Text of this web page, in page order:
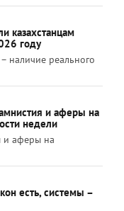
казахстанцам
году
наличие реального
и аферы на
недели
и аферы на
есть, системы –